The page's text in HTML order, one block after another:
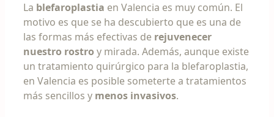
La blefaroplastia en Valencia es muy común. El
motivo es que se ha descubierto que es una de
las formas más efectivas de rejuvenecer
nuestro rostro y mirada. Además, aunque existe
un tratamiento quirúrgico para la blefaroplastia,
en Valencia es posible someterte a tratamientos
más sencillos y menos invasivos.